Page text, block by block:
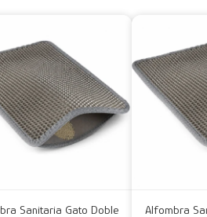
Sanitaria Gato Doble
Alfombra